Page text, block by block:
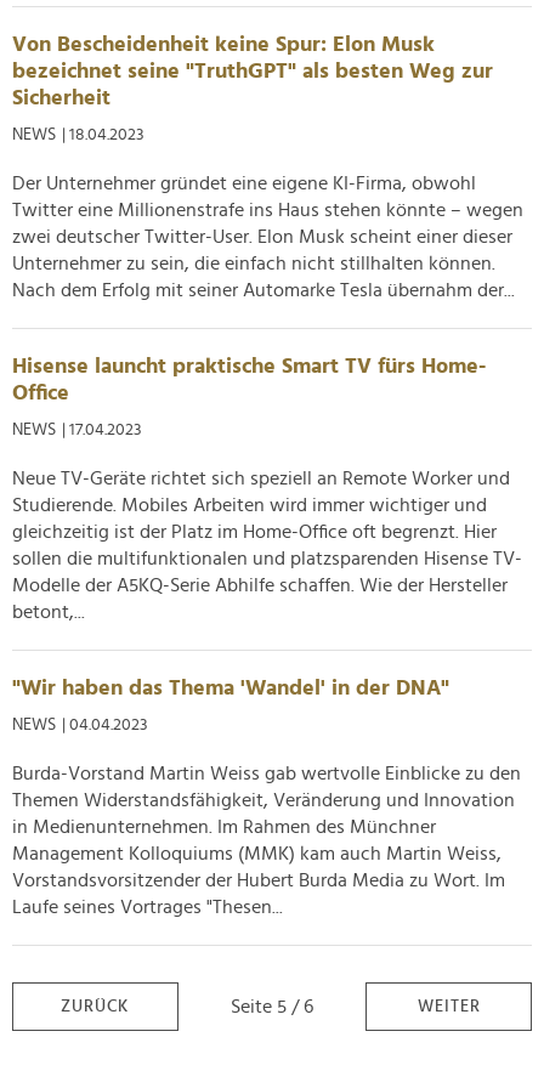
Verwendung unserer Website an unsere Partner für
soziale Medien, Werbung und Analysen weiter. Unsere
Partner führen diese Informationen möglicherweise mit
weiteren Daten zusammen, die Sie ihnen bereitgestellt
gesammelt haben.
Von Bescheidenheit keine Spur: Elon Musk
bezeichnet seine "TruthGPT" als besten Weg zur
Sicherheit
NEWS | 18.04.2023
Der Unternehmer gründet eine eigene KI-Firma, obwohl
Twitter eine Millionenstrafe ins Haus stehen könnte – wegen
zwei deutscher Twitter-User. Elon Musk scheint einer dieser
Unternehmer zu sein, die einfach nicht stillhalten können.
Nach dem Erfolg mit seiner Automarke Tesla übernahm der...
Hisense launcht praktische Smart TV fürs Home-
Office
NEWS | 17.04.2023
Neue TV-Geräte richtet sich speziell an Remote Worker und
Studierende. Mobiles Arbeiten wird immer wichtiger und
gleichzeitig ist der Platz im Home-Office oft begrenzt. Hier
sollen die multifunktionalen und platzsparenden Hisense TV-
Modelle der A5KQ-Serie Abhilfe schaffen. Wie der Hersteller
betont,...
"Wir haben das Thema 'Wandel' in der DNA"
NEWS | 04.04.2023
Burda-Vorstand Martin Weiss gab wertvolle Einblicke zu den
Themen Widerstandsfähigkeit, Veränderung und Innovation
in Medienunternehmen. Im Rahmen des Münchner
Management Kolloquiums (MMK) kam auch Martin Weiss,
Vorstandsvorsitzender der Hubert Burda Media zu Wort. Im
Laufe seines Vortrages "Thesen...
ZURÜCK Seite 5 / 6 WEITER